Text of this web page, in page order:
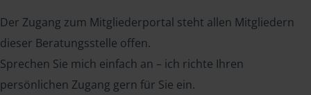
Der Zugang zum Mitgliederportal steht allen Mitgliedern
dieser Beratungsstelle offen.
Sprechen Sie mich einfach an – ich richte Ihren
persönlichen Zugang gern für Sie ein.